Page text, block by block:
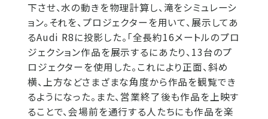
下させ、水の動きを物理計算し、滝をシミュレーシ
ョン。それを、プロジェクターを用いて、展示してあ
るAudi R8に投影した。「全長約16メートルのプロ
ジェクション作品を展示するにあたり、13台のプ
ロジェクターを使用した。これにより正面、斜め
横、上方などさまざまな角度から作品を観覧でき
るようになった。また、営業終了後も作品を上映す
ることで、会場前を通行する人たちにも作品を楽